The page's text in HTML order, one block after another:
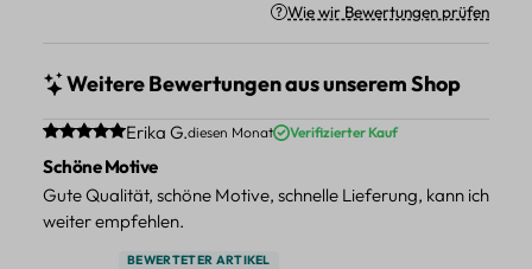
Wie wir Bewertungen prüfen
Weitere Bewertungen aus unserem Shop
Durchschnittliche Bewertung von 5 von 5 Sternen
Erika G.diesen Monat Verifizierter Kauf
Schöne Motive
Gute Qualität, schöne Motive, schnelle Lieferung, kann ich
weiter empfehlen.
BEWERTETER ARTIKEL